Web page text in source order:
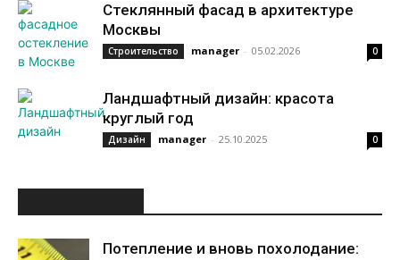
Стеклянный фасад в архитектуре
Москвы
Строительство manager - 05.02.2026 0
Ландшафтный дизайн: красота
круглый год
Дизайн manager - 25.10.2025 0
Потепление и вновь похолодание: